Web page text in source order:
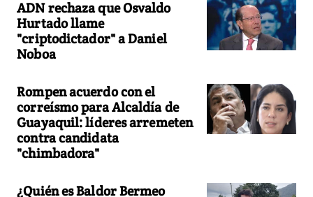
ADN rechaza que Osvaldo
Hurtado llame
"criptodictador" a Daniel
Noboa
Rompen acuerdo con el
correísmo para Alcaldía de
Guayaquil: líderes arremeten
contra candidata
"chimbadora"
¿Quién es Baldor Bermeo